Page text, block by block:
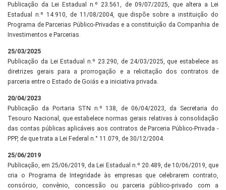
Publicação da Lei Estadual n.º 23.561, de 09/07/2025, que altera a Lei
Estadual n.º 14.910, de 11/08/2004, que dispõe sobre a instituição do
Programa de Parcerias Público-Privadas e a constituição da Companhia de
Investimentos e Parcerias.
25/03/2025
Publicação da Lei Estadual n.º 23.290, de 24/03/2025, que estabelece as
diretrizes gerais para a prorrogação e a relicitação dos contratos de
parceria entre o Estado de Goiás e a iniciativa privada.
20/04/2023
Publicação da Portaria STN n.º 138, de 06/04/2023, da Secretaria do
Tesouro Nacional, que estabelece normas gerais relativas à consolidação
das contas públicas aplicáveis aos contratos de Parceria Público-Privada -
PPP, de que trata a Lei Federal n.° 11.079, de 30/12/2004.
25/06/2019
Publicação, em 25/06/2019, da Lei Estadual n.º 20.489, de 10/06/2019, que
cria o Programa de Integridade às empresas que celebrarem contrato,
consórcio, convênio, concessão ou parceria público-privado com a